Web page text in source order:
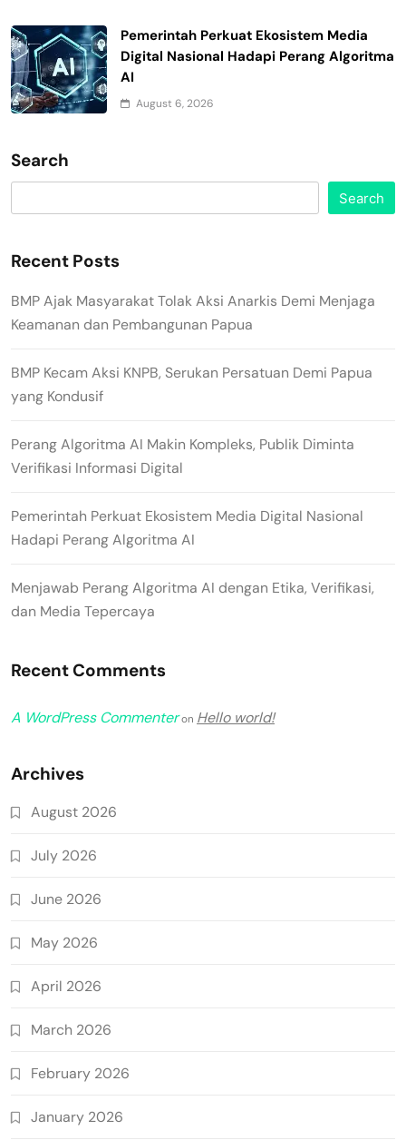
Pemerintah Perkuat Ekosistem Media
Digital Nasional Hadapi Perang Algoritma
AI
August 6, 2026
Search
Search
Recent Posts
BMP Ajak Masyarakat Tolak Aksi Anarkis Demi Menjaga
Keamanan dan Pembangunan Papua
BMP Kecam Aksi KNPB, Serukan Persatuan Demi Papua
yang Kondusif
Perang Algoritma AI Makin Kompleks, Publik Diminta
Verifikasi Informasi Digital
Pemerintah Perkuat Ekosistem Media Digital Nasional
Hadapi Perang Algoritma AI
Menjawab Perang Algoritma AI dengan Etika, Verifikasi,
dan Media Tepercaya
Recent Comments
A WordPress Commenteron Hello world!
Archives
August 2026
July 2026
June 2026
May 2026
April 2026
March 2026
February 2026
January 2026